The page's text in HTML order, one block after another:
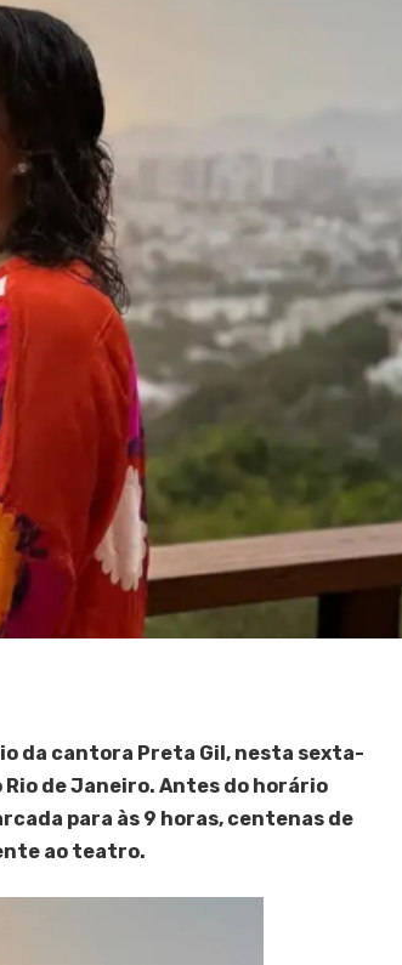
da cantora Preta Gil, nesta sexta-
de Janeiro. Antes do horário
para às 9 horas, centenas de
ao teatro.